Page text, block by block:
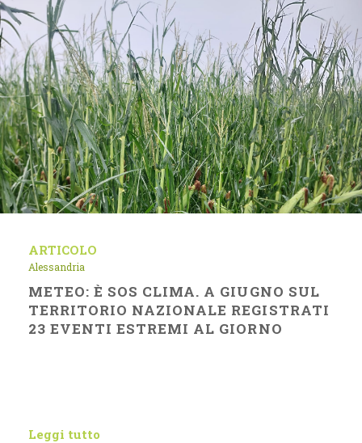
ARTICOLO
Alessandria
METEO: È SOS CLIMA. A GIUGNO SUL
TERRITORIO NAZIONALE REGISTRATI
23 EVENTI ESTREMI AL GIORNO
Leggi tutto